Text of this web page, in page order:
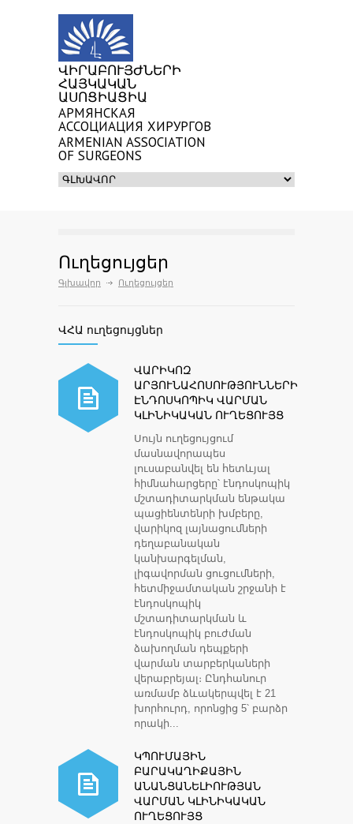
ՎԻՐԱԲՈՒՅԺՆԵՐԻ
ՀԱՅԿԱԿԱՆ
ԱՍՈՑԻԱՑԻԱ
АРМЯНСКАЯ
АССОЦИАЦИЯ ХИРУРГОВ
ARMENIAN ASSOCIATION
OF SURGEONS
Ուղեցույցեր
Գլխավոր Ուղեցույցեր
ՎՀԱ ուղեցույցներ
ՎԱՐԻԿՈԶ
ԱՐՅՈՒՆԱՀՈՍՈՒԹՅՈՒՆՆԵՐԻ
ԷՆԴՈՍԿՈՊԻԿ ՎԱՐՄԱՆ
ԿԼԻՆԻԿԱԿԱՆ ՈՒՂԵՑՈՒՅՑ
Սույն ուղեցույցում
մասնավորապես
լուսաբանվել են հետևյալ
հիմնահարցերը՝ էնդոսկոպիկ
մշտադիտարկման ենթակա
պացիենտենրի խմբերը,
վարիկոզ լայնացումների
դեղաբանական
կանխարգելման,
լիգավորման ցուցումների,
հետմիջամտական շրջանի է
էնդոսկոպիկ
մշտադիտարկման և
էնդոսկոպիկ բուժման
ձախողման դեպքերի
վարման տարբերկաների
վերաբրեյալ։ Ընդհանուր
առմամբ ձևակերպվել է 21
խորհուրդ, որոնցից 5՝ բարձր
որակի...
ԿՊՈՒՄԱՅԻՆ
ԲԱՐԱԿԱՂԻՔԱՅԻՆ
ԱՆԱՆՑԱՆԵԼԻՈՒԹՅԱՆ
ՎԱՐՄԱՆ ԿԼԻՆԻԿԱԿԱՆ
ՈՒՂԵՑՈՒՅՑ